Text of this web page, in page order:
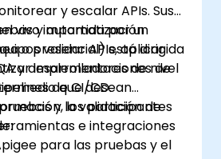
y escalar APIs. Sus
y automatización
validar APIs, aplicar
implementaciones de
de CI/CD.
vivo impartida por un
o presencial) está dirigida
y desarrolladores de nivel
que desean
y la validación de
e integraciones
los participantes
para las pruebas y el